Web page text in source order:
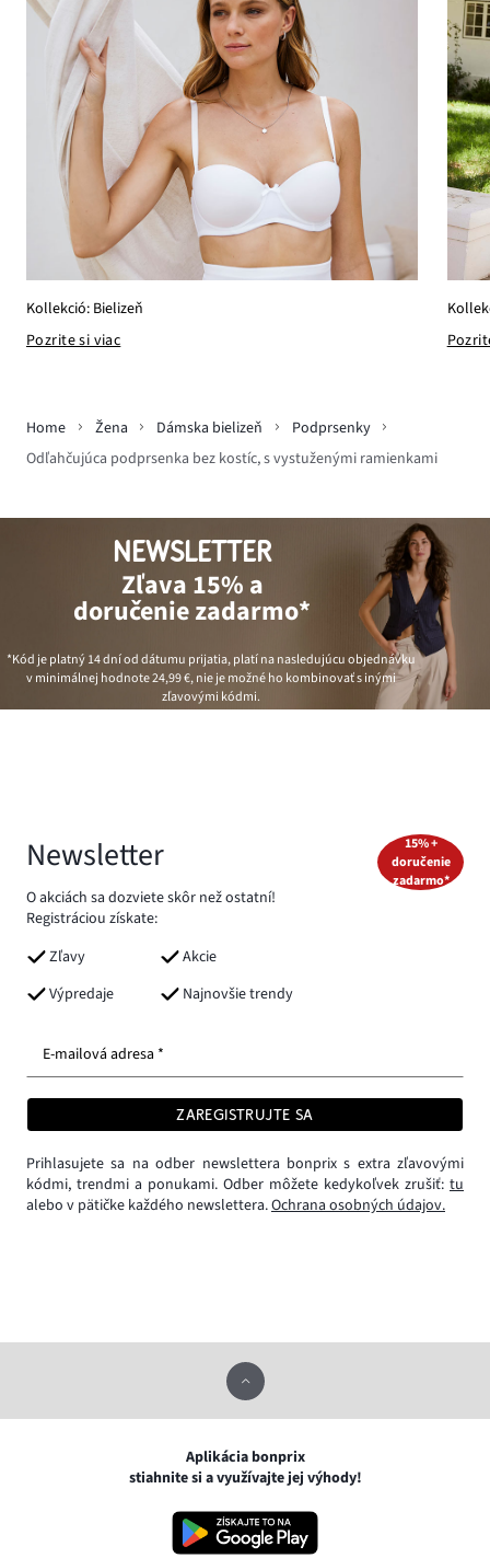
Kollekció: Bielizeň
Pozrite si viac
Home Žena Dámska bielizeň
Podprsenky
Odľahčujúca podprsenka bez kostíc, s vystuženými ramienkami
NEWSLETTER
Zľava 15% a
doručenie zadarmo*
*Kód je platný 14 dní od dátumu prijatia, platí na nasledujúcu objednávku
v minimálnej hodnote24,99 €, nie je možné ho kombinovať s inými
zľavovými kódmi.
Newsletter
O akciách sa dozviete skôr než ostatní!
Registráciou získate:
Zľavy
Akcie
Výpredaje
Najnovšie trendy
15% +
doručenie
zadarmo*
E-mailová adresa *
ZAREGISTRUJTE SA
Prihlasujete sa na odber newslettera bonprix s extra zľavovými
kódmi, trendmi a ponukami. Odber môžete kedykoľvek zrušiť: tu
alebo v pätičke každého newslettera.Ochrana osobných údajov.
Aplikácia bonprix
stiahnite si a využívajte jej výhody!